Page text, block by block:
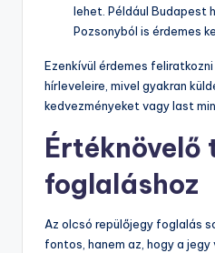
lehet. Például Budapest
Pozsonyból is érdemes
Ezenkívül érdemes
hírleveleire, mivel gyakran
kedvezményeket vagy last
Értéknövelő
foglaláshoz
Az olcsó repülőjegy foglalás
fontos, hanem az, hogy a